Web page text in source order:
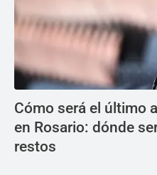
Cómo será el último
en Rosario: dónde
restos